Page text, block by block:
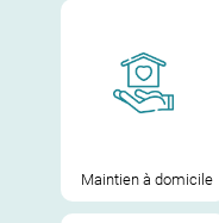
Maintien à domicile